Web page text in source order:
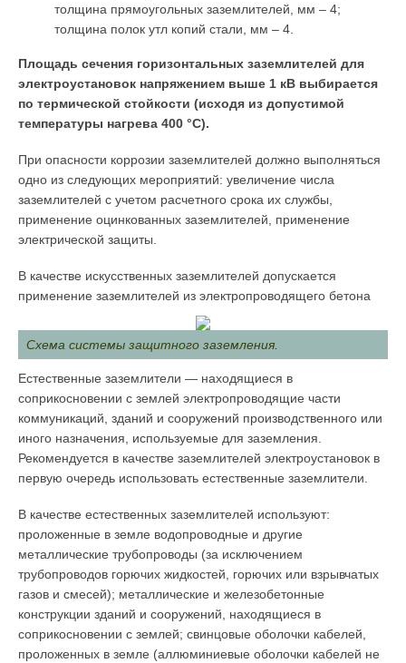
толщина прямоугольных заземлителей, мм – 4;
толщина полок утл копий стали, мм – 4.
Площадь сечения горизонтальных заземлителей для
электроустановок напряжением выше 1 кВ выбирается
по термической стойкости (исходя из допустимой
температуры нагрева 400 °С).
При опасности коррозии заземлителей должно выполняться
одно из следующих мероприятий: увеличение числа
заземлителей с учетом расчетного срока их службы,
применение оцинкованных заземлителей, применение
электрической защиты.
В качестве искусственных заземлителей допускается
применение заземлителей из электропроводящего бетона
Схема системы защитного заземления.
Естественные заземлители — находящиеся в
соприкосновении с землей электропроводящие части
коммуникаций, зданий и сооружений производственного или
иного назначения, используемые для заземления.
Рекомендуется в качестве заземлителей электроустановок в
первую очередь использовать естественные заземлители.
В качестве естественных заземлителей используют:
проложенные в земле водопроводные и другие
металлические трубопроводы (за исключением
трубопроводов горючих жидкостей, горючих или взрывчатых
газов и смесей); металлические и железобетонные
конструкции зданий и сооружений, находящиеся в
соприкосновении с землей; свинцовые оболочки кабелей,
проложенных в земле (аллюминиевые оболочки кабелей не